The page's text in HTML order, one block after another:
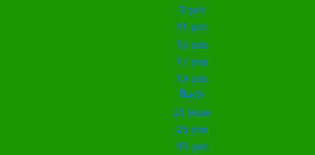
9 роз
11 роз
15 роз
17 роз
19 роз
Back
21 роза
25 роз
35 роз